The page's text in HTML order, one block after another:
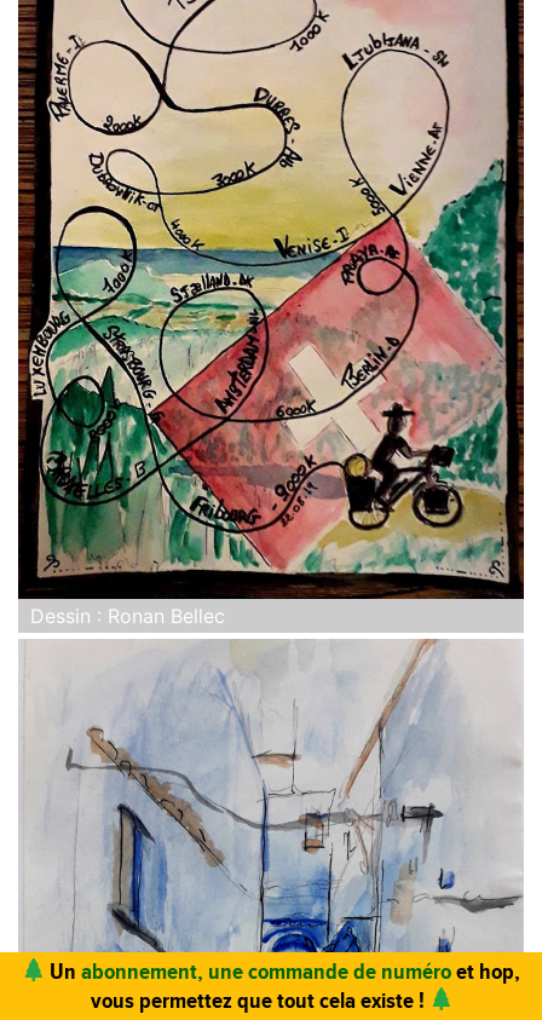
Dessin : Ronan Bellec
Vous trouvez ce site utile ? Vous aimez le magazine ?